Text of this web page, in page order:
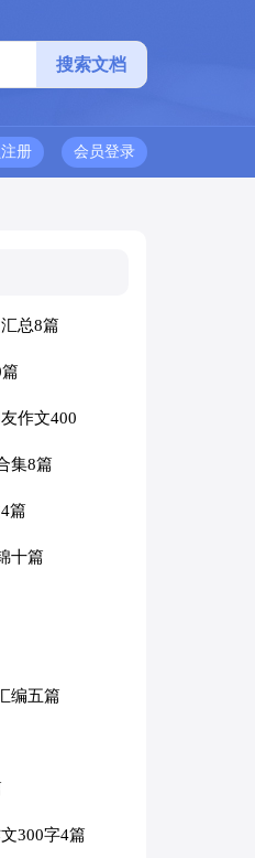
会员登录
册
总8篇
作文400
集8篇
篇
十篇
编五篇
300字4篇